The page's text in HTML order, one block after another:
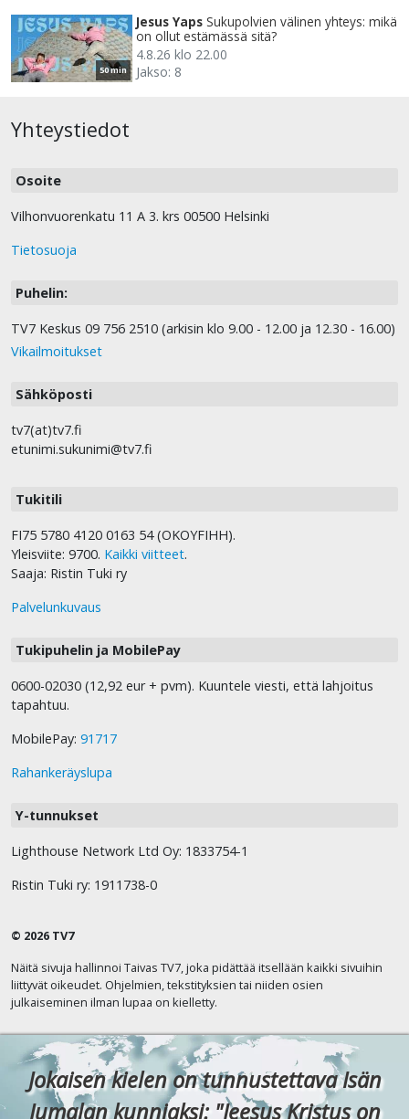
50 min
Jesus Yaps Sukupolvien välinen yhteys: mikä
on ollut estämässä sitä?
4.8.26 klo 22.00
Jakso: 8
Yhteystiedot
Osoite
Vilhonvuorenkatu 11 A 3. krs 00500 Helsinki
Tietosuoja
Puhelin:
TV7 Keskus 09 756 2510 (arkisin klo 9.00 - 12.00 ja 12.30 - 16.00)
Vikailmoitukset
Sähköposti
tv7(at)tv7.fi
etunimi.sukunimi@tv7.fi
Tukitili
FI75 5780 4120 0163 54 (OKOYFIHH).
Yleisviite: 9700. Kaikki viitteet.
Saaja: Ristin Tuki ry
Palvelunkuvaus
Tukipuhelin ja MobilePay
0600-02030 (12,92 eur + pvm). Kuuntele viesti, että lahjoitus
tapahtuu.
MobilePay: 91717
Rahankeräyslupa
Y-tunnukset
Lighthouse Network Ltd Oy: 1833754-1
Ristin Tuki ry: 1911738-0
© 2026 TV7
Näitä sivuja hallinnoi Taivas TV7, joka pidättää itsellään kaikki sivuihin
liittyvät oikeudet. Ohjelmien, tekstityksien tai niiden osien
julkaiseminen ilman lupaa on kielletty.
Jokaisen kielen on tunnustettava Isän
Jumalan kunniaksi: "Jeesus Kristus on